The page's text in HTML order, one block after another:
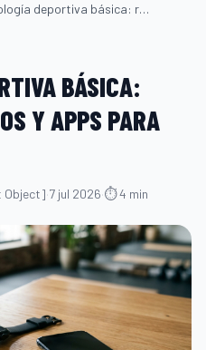
Tecnología deportiva básica: relojes, au...
BÁSICA:
Y APPS PARA
Object]·7 jul 2026·⏱ 4 min